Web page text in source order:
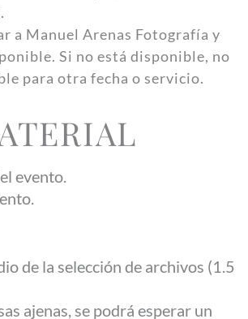
a Manuel Arenas Fotografía y
Si no está disponible, no
para otra fecha o servicio.
evento.
de la selección de archivos (1.5
ajenas, se podrá esperar un